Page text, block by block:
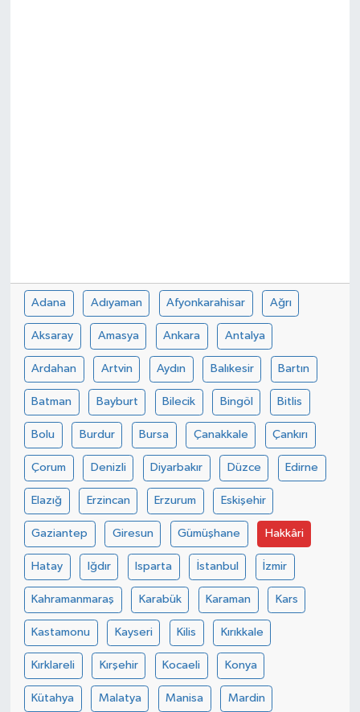
Adana Adıyaman Afyonkarahisar Ağrı
Aksaray Amasya Ankara Antalya
Ardahan Artvin Aydın Balıkesir Bartın
Batman Bayburt Bilecik Bingöl Bitlis
Bolu Burdur Bursa Çanakkale Çankırı
Çorum Denizli Diyarbakır Düzce Edirne
Elazığ Erzincan Erzurum Eskişehir
Gaziantep Giresun Gümüşhane Hakkâri
Hatay Iğdır Isparta İstanbul İzmir
Kahramanmaraş Karabük Karaman Kars
Kastamonu Kayseri Kilis Kırıkkale
Kırklareli Kırşehir Kocaeli Konya
Kütahya Malatya Manisa Mardin